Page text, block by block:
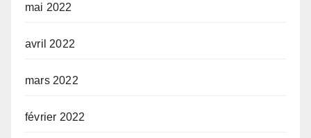
mai 2022
avril 2022
mars 2022
février 2022